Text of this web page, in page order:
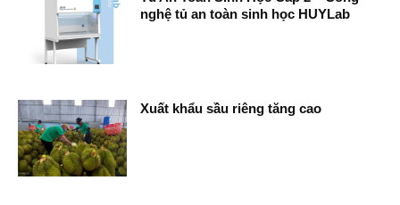
nghệ tủ an toàn sinh học HUYLab
Xuất khẩu sầu riêng tăng cao